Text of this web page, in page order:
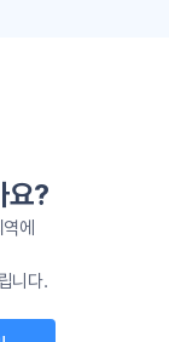
요?
에
니다.